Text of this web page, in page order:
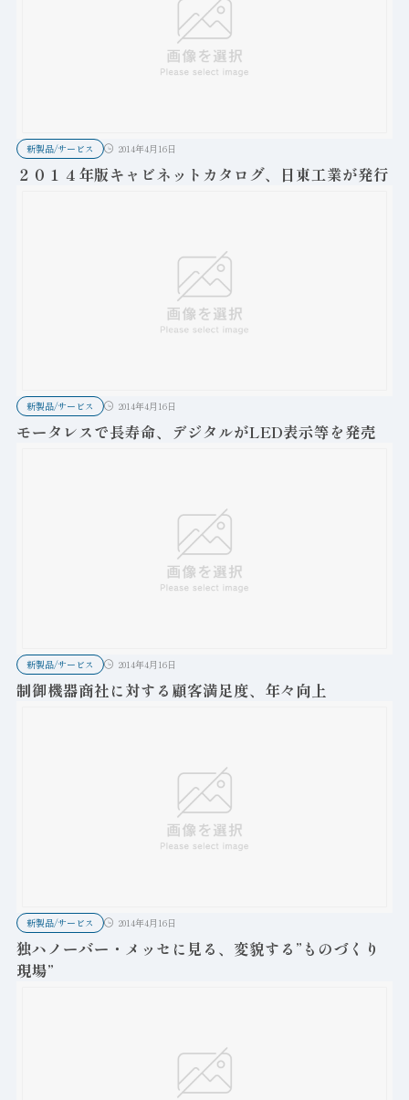
新製品/サービス 2014年4月16日
２０１４年版キャビネットカタログ、日東工業が発行
新製品/サービス 2014年4月16日
モータレスで長寿命、デジタルがLED表示等を発売
新製品/サービス 2014年4月16日
制御機器商社に対する顧客満足度、年々向上
新製品/サービス 2014年4月16日
独ハノーバー・メッセに見る、変貌する”ものづくり
現場”